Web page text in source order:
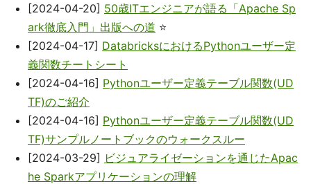
[2024-04-20] 50歳ITエンジニアが語る「Apache Sp
ark徹底入門」出版への道 ⭐
[2024-04-17] DatabricksにおけるPythonユーザー定
義関数チートシート
[2024-04-16] Pythonユーザー定義テーブル関数(UD
TF)のご紹介
[2024-04-16] Pythonユーザー定義テーブル関数(UD
TF)サンプルノートブックのウォークスルー
[2024-03-29] ビジュアライゼーションを通じたApac
he Sparkアプリケーションの理解